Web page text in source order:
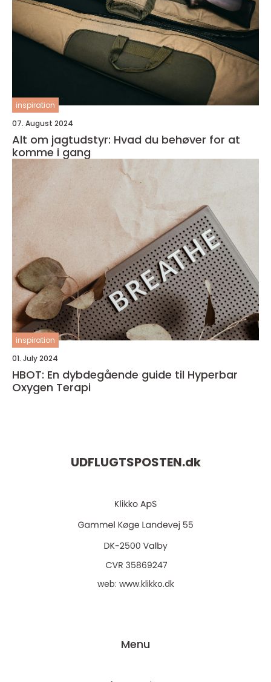
inspiration
07. August 2024
Alt om jagtudstyr: Hvad du behøver for at
komme i gang
inspiration
01. July 2024
HBOT: En dybdegående guide til Hyperbar
Oxygen Terapi
UDFLUGTSPOSTEN.dk
web: www.klikko.dk
Menu